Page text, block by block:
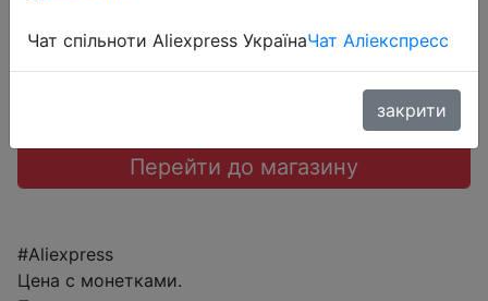
Sale
Перейти до магазину
#Aliexpress
Цена с монетками.
Чат спільноти Aliexpress УкраїнаЧат Аліекспресс
закрити